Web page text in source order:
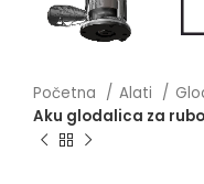
Početna Alati
Aku glodalica za